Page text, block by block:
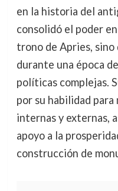
en la historia del
consolidó el poder
trono de Apries,
durante una época
políticas complejas.
por su habilidad
internas y externas,
apoyo a la
construcción de